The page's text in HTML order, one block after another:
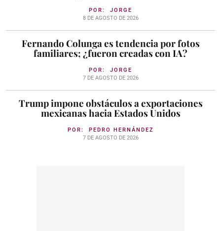
POR: JORGE
8 DE AGOSTO DE 2026
Fernando Colunga es tendencia por fotos
familiares; ¿fueron creadas con IA?
POR: JORGE
7 DE AGOSTO DE 2026
Trump impone obstáculos a exportaciones
mexicanas hacia Estados Unidos
POR: PEDRO HERNÁNDEZ
7 DE AGOSTO DE 2026